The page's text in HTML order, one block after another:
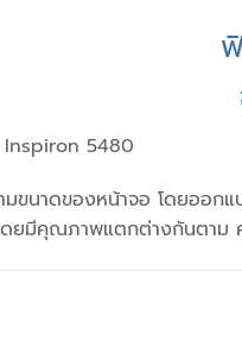
Inspiron 5480
ขนาดของหน้าจอ โดยออกแ
ดยมีคุณภาพแตกต่างกันตา